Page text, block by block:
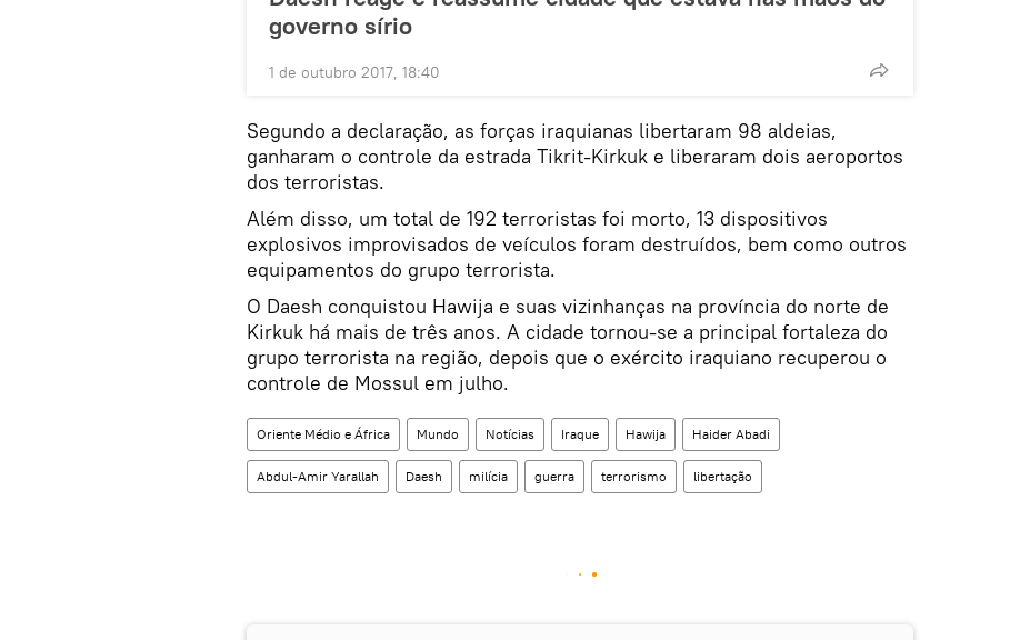
governo sírio
1 de outubro 2017, 18:40
Segundo a declaração, as forças iraquianas libertaram 98 aldeias,
ganharam o controle da estrada Tikrit-Kirkuk e liberaram dois aeroportos
dos terroristas.
Além disso, um total de 192 terroristas foi morto, 13 dispositivos
explosivos improvisados de veículos foram destruídos, bem como outros
equipamentos do grupo terrorista.
O Daesh conquistou Hawija e suas vizinhanças na província do norte de
Kirkuk há mais de três anos. A cidade tornou-se a principal fortaleza do
grupo terrorista na região, depois que o exército iraquiano recuperou o
controle de Mossul em julho.
Oriente Médio e África Mundo Notícias Iraque Hawija Haider Abadi
Abdul-Amir Yarallah Daesh milícia guerra terrorismo libertação